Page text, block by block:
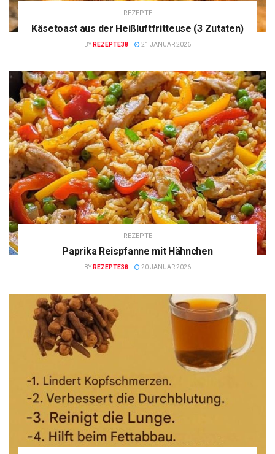
REZEPTE
Käsetoast aus der Heißluftfritteuse (3 Zutaten)
BY REZEPTE38 21 JANUAR 2026
REZEPTE
Paprika Reispfanne mit Hähnchen
BY REZEPTE38 20 JANUAR 2026